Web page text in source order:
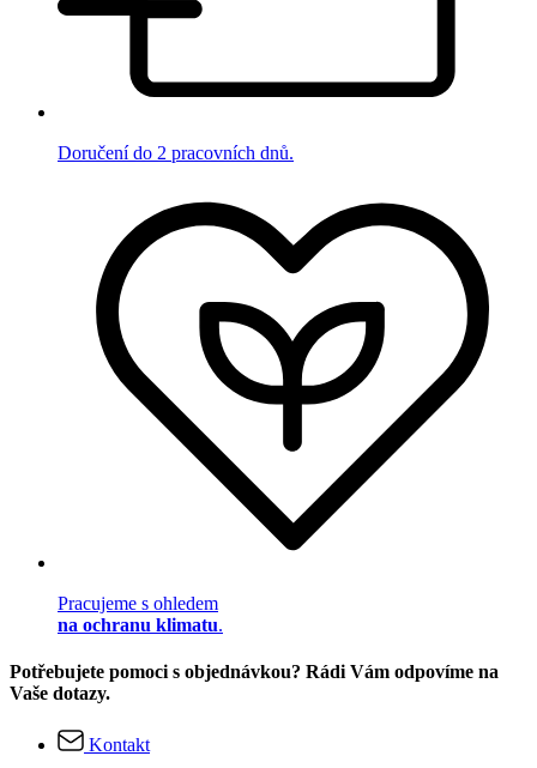
Doručení do 2 pracovních dnů.
Pracujeme s ohledem
na ochranu klimatu.
Potřebujete pomoci s objednávkou? Rádi Vám odpovíme na
Vaše dotazy.
Kontakt